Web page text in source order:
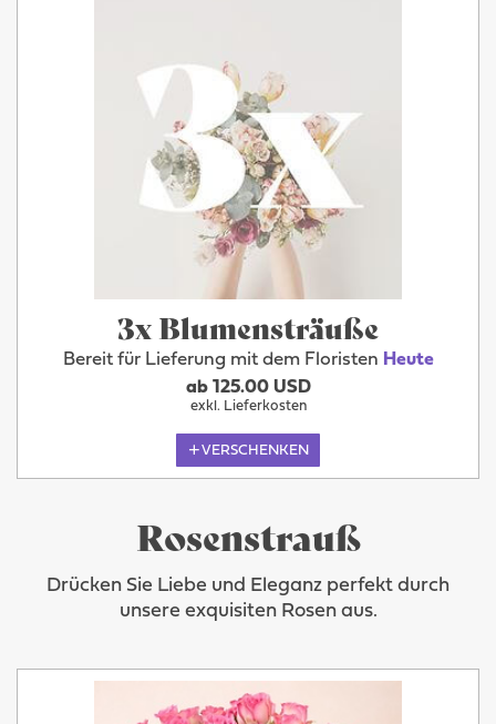
3x Blumensträuße
Bereit für Lieferung mit dem Floristen Heute
ab 125.00 USD
exkl. Lieferkosten
VERSCHENKEN
Rosenstrauß
Drücken Sie Liebe und Eleganz perfekt durch
unsere exquisiten Rosen aus.